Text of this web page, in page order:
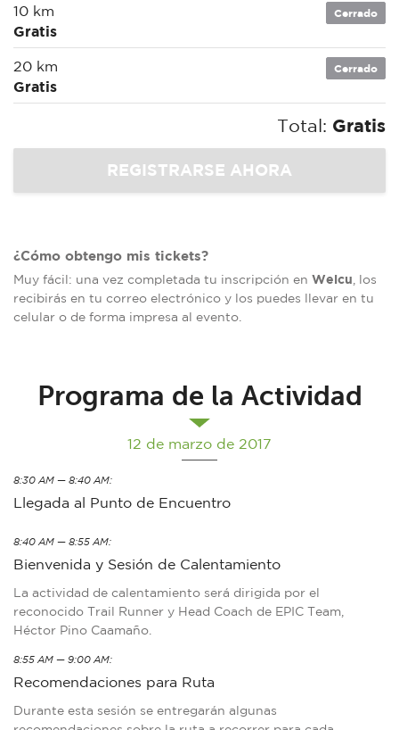
10 km
Gratis
Cerrado
20 km
Gratis
Cerrado
Total: Gratis
¿Cómo obtengo mis tickets?
Muy fácil: una vez completada tu inscripción en Welcu , los
recibirás en tu correo electrónico y los puedes llevar en tu
celular o de forma impresa al evento.
Programa de la Actividad
12 de marzo de 2017
8:30 AM — 8:40 AM:
Llegada al Punto de Encuentro
8:40 AM — 8:55 AM:
Bienvenida y Sesión de Calentamiento
La actividad de calentamiento será dirigida por el
reconocido Trail Runner y Head Coach de EPIC Team,
Héctor Pino Caamaño.
8:55 AM — 9:00 AM:
Recomendaciones para Ruta
Durante esta sesión se entregarán algunas